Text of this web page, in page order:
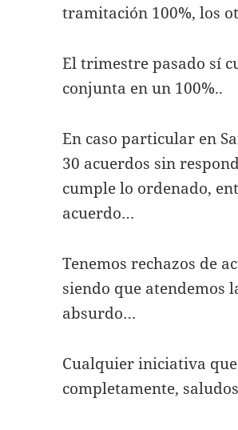
tramitación 100%, los
El trimestre pasado sí
conjunta en un 100%..
En caso particular en
30 acuerdos sin
cumple lo ordenado,
acuerdo…
Tenemos rechazos de
siendo que atendemos
absurdo…
Cualquier iniciativa
completamente,